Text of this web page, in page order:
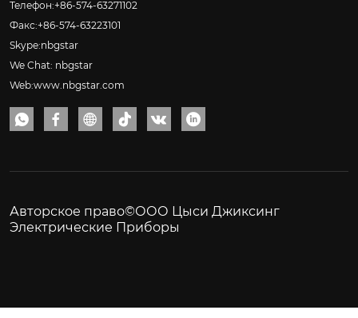
Телефон:+86-574-63271102
Факс:+86-574-63223101
Skype:nbgstar
We Chat: nbgstar
Web:www.nbgstar.com
     
Авторское право©ООО Цыси Джиксинг
Электрические Приборы